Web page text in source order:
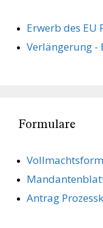
Erwerb des EU
Verlängerung -
Formulare
Antrag